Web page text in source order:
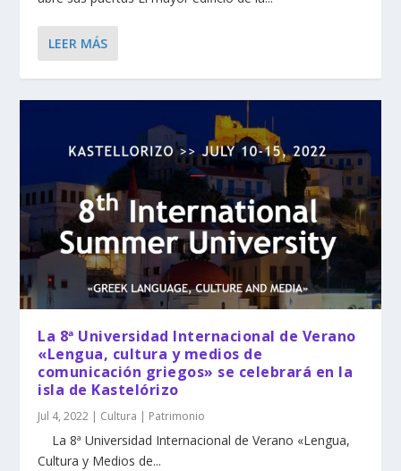
LEER MÁS
La 8ª Universidad Internacional de Verano
«Lengua, cultura y medios de
comunicación griegos» se celebrará en la
isla de Kastelórizo
Jul 4, 2022 | Cultura | Patrimonio
La 8ª Universidad Internacional de Verano «Lengua,
Cultura y Medios de...